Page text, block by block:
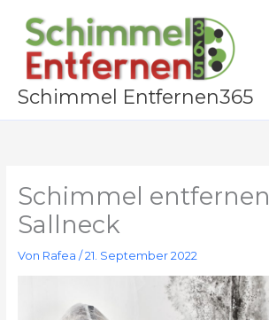
Inhalt
springen
Schimmel Entfernen365
Schimmel entfernen
Sallneck
Von Rafea /21. September 2022